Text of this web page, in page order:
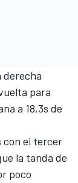
derecha
para
a 18,3s de
con el tercer
la tanda de
poco